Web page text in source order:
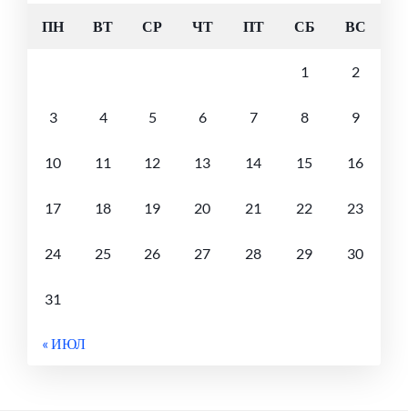
ПН ВТ СР ЧТ ПТ СБ ВС
1 2
3 4 5 6 7 8 9
10 11 12 13 14 15 16
17 18 19 20 21 22 23
24 25 26 27 28 29 30
31
« ИЮЛ